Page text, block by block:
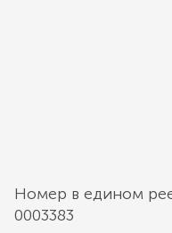
Номер в едином
0003383